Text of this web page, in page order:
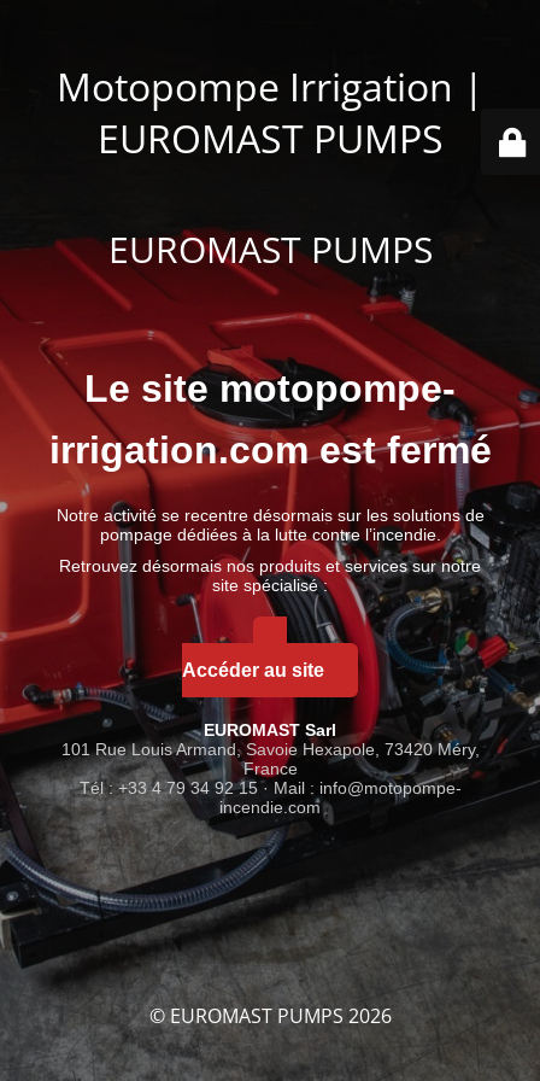
Motopompe Irrigation |
EUROMAST PUMPS
EUROMAST PUMPS
Le site motopompe-
irrigation.com est fermé
Notre activité se recentre désormais sur les solutions de
pompage dédiées à la lutte contre l’incendie.
Retrouvez désormais nos produits et services sur notre
site spécialisé :
Accéder au site
EUROMAST Sarl
101 Rue Louis Armand, Savoie Hexapole, 73420 Méry,
France
Tél : +33 4 79 34 92 15 · Mail : info@motopompe-
incendie.com
© EUROMAST PUMPS 2026